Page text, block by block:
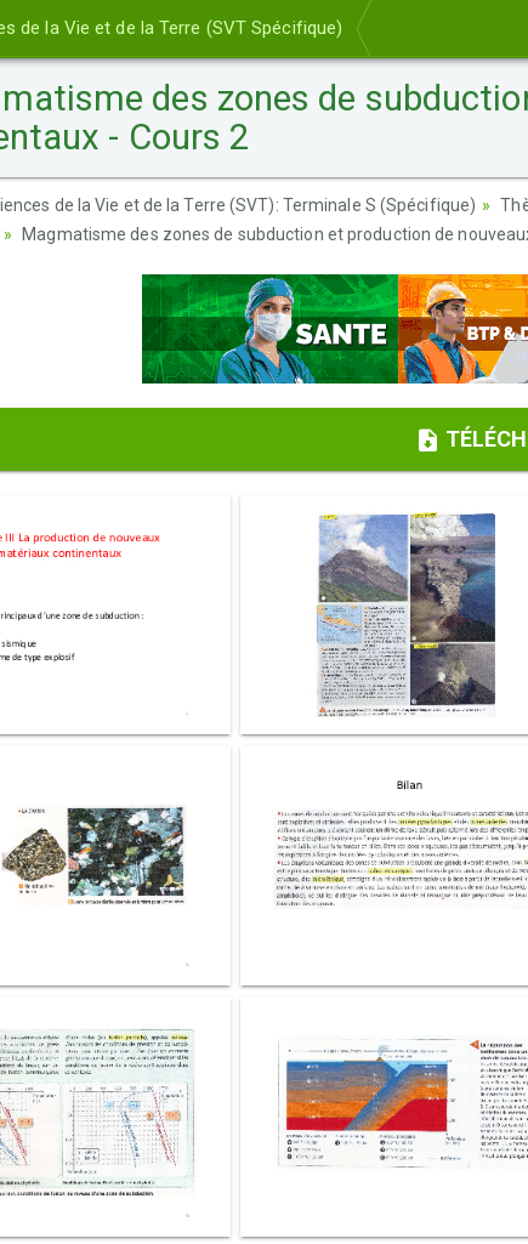
de la Vie et de la Terre (SVT Spécifique)
des zones de
- Cours 2
de la Vie et de la Terre (SVT): Terminale S (Spécifique)
Magmatisme des zones de subduction et production de